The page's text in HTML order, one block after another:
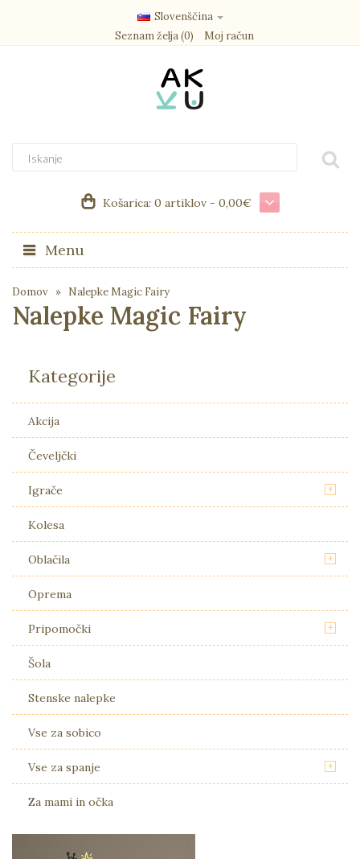
Slovenščina
Seznam želja (0)
Moj račun
Košarica: 0 artiklov - 0,00€
Menu
Domov Nalepke Magic Fairy
Nalepke Magic Fairy
Kategorije
Akcija
Čeveljčki
Igrače +
Kolesa
Oblačila +
Oprema
Pripomočki +
Šola
Stenske nalepke
Vse za sobico
Vse za spanje +
Za mami in očka